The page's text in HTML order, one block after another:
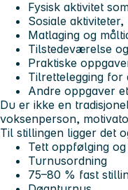
Fysisk aktivitet
Sosiale
Matlaging og
Tilstedeværelse
Praktiske
Tilrettelegging for
Andre oppgaver
Du er ikke en
voksenperson,
Til stillingen ligger det
Tett oppfølging
Turnusordning
75–80 % fast